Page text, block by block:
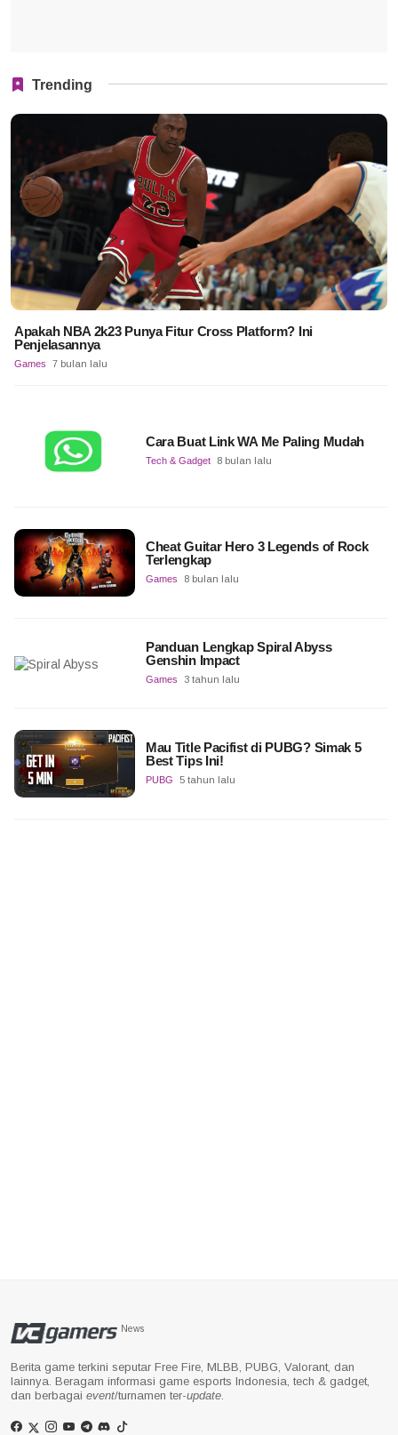
Trending
Apakah NBA 2k23 Punya Fitur Cross Platform? Ini
Penjelasannya
Games 7 bulan lalu
Cara Buat Link WA Me Paling Mudah
Tech & Gadget 8 bulan lalu
Cheat Guitar Hero 3 Legends of Rock
Terlengkap
Games 8 bulan lalu
Panduan Lengkap Spiral Abyss
Genshin Impact
Games 3 tahun lalu
Mau Title Pacifist di PUBG? Simak 5
Best Tips Ini!
PUBG 5 tahun lalu
News
Berita game terkini seputar Free Fire, MLBB, PUBG, Valorant, dan
lainnya. Beragam informasi game esports Indonesia, tech & gadget,
dan berbagai event/turnamen ter-update.